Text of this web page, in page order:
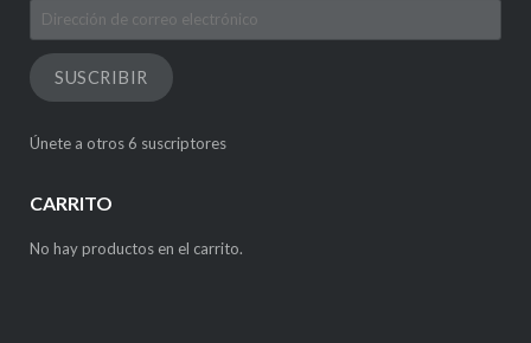
Dirección
de
correo
electrónico
SUSCRIBIR
Únete a otros 6 suscriptores
CARRITO
No hay productos en el carrito.